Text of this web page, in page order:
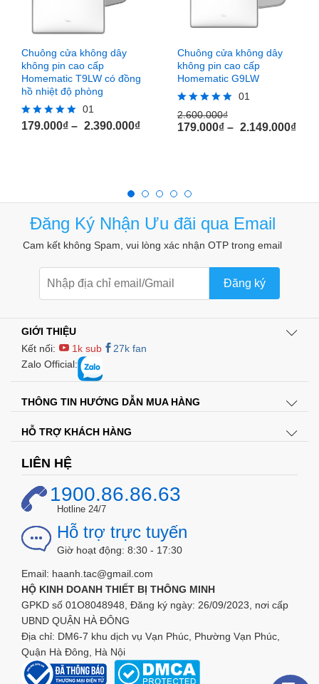
Chuông cửa không dây
không pin cao cấp
Homematic T9LW có đồng
hồ nhiệt độ phòng
Rated
01
179.000₫ – 2.390.000₫
Chuông cửa không dây
không pin cao cấp
Homematic G9LW
Rated
5.00
01
2.600.000₫
179.000₫ – 2.149.000₫
Đăng Ký Nhận Ưu đãi qua Email
Cam kết không Spam, vui lòng xác nhận OTP trong email
Đăng ký
GIỚI THIỆU
Kết nối:
1k sub
27k fan
Zalo Official:
THÔNG TIN HƯỚNG DẪN MUA HÀNG
HỖ TRỢ KHÁCH HÀNG
LIÊN HỆ
1900.86.86.63
Hotline 24/7
Hỗ trợ trực tuyến
Giờ hoạt động: 8:30 - 17:30
Email: haanh.tac@gmail.com
HỘ KINH DOANH THIẾT BỊ THÔNG MINH
GPKD số 01O8048948, Đăng ký ngày: 26/09/2023, nơi cấp
UBND QUẬN HÀ ĐÔNG
Địa chỉ: DM6-7 khu dịch vụ Vạn Phúc, Phường Vạn Phúc,
Quận Hà Đông, Hà Nội